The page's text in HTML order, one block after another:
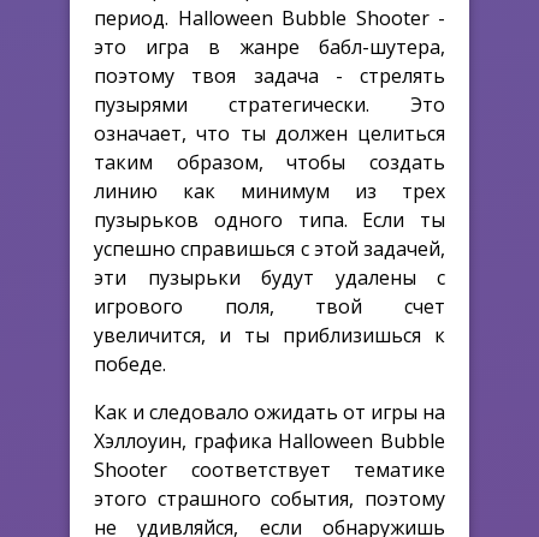
период. Halloween Bubble Shooter -
это игра в жанре бабл-шутера,
поэтому твоя задача - стрелять
пузырями стратегически. Это
означает, что ты должен целиться
таким образом, чтобы создать
линию как минимум из трех
пузырьков одного типа. Если ты
успешно справишься с этой задачей,
эти пузырьки будут удалены с
игрового поля, твой счет
увеличится, и ты приблизишься к
победе.
Как и следовало ожидать от игры на
Хэллоуин, графика Halloween Bubble
Shooter соответствует тематике
этого страшного события, поэтому
не удивляйся, если обнаружишь